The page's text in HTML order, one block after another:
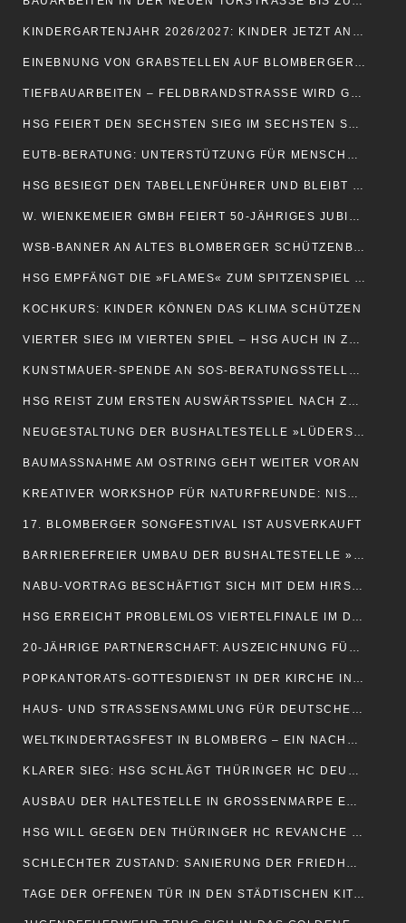
KINDERGARTENJAHR 2026/2027: KINDER JETZT ANMELDEN
EINEBNUNG VON GRABSTELLEN AUF BLOMBERGER FRIEDHÖFEN
TIEFBAUARBEITEN – FELDBRANDSTRASSE WIRD GESPERRT
HSG FEIERT DEN SECHSTEN SIEG IM SECHSTEN SAISONSPIEL
EUTB-BERATUNG: UNTERSTÜTZUNG FÜR MENSCHEN MIT BEHINDERUNG
HSG BESIEGT DEN TABELLENFÜHRER UND BLEIBT VERLUSTPUNKTFREI
W. WIENKEMEIER GMBH FEIERT 50-JÄHRIGES JUBILÄUM
WSB-BANNER AN ALTES BLOMBERGER SCHÜTZENBATAILLON ÜBERGEBEN
HSG EMPFÄNGT DIE »FLAMES« ZUM SPITZENSPIEL AM MITTWOCH
KOCHKURS: KINDER KÖNNEN DAS KLIMA SCHÜTZEN
VIERTER SIEG IM VIERTEN SPIEL – HSG AUCH IN ZWICKAU UNBESIEGBAR
KUNSTMAUER-SPENDE AN SOS-BERATUNGSSTELLE ÜBERGEBEN
HSG REIST ZUM ERSTEN AUSWÄRTSSPIEL NACH ZWICKAU
NEUGESTALTUNG DER BUSHALTESTELLE »LÜDERSHOF NORD«
BAUMASSNAHME AM OSTRING GEHT WEITER VORAN
KREATIVER WORKSHOP FÜR NATURFREUNDE: NISTKÄSTEN BAUEN
17. BLOMBERGER SONGFESTIVAL IST AUSVERKAUFT
BARRIEREFREIER UMBAU DER BUSHALTESTELLE »RATHAUS«
NABU-VORTRAG BESCHÄFTIGT SICH MIT DEM HIRSCHKÄFER
HSG ERREICHT PROBLEMLOS VIERTELFINALE IM DHB-POKAL
20-JÄHRIGE PARTNERSCHAFT: AUSZEICHNUNG FÜR UWE LANGNER
POPKANTORATS-GOTTESDIENST IN DER KIRCHE IN CAPPEL
HAUS- UND STRASSENSAMMLUNG FÜR DEUTSCHE KRIEGSGRÄBERFÜRSORGE
WELTKINDERTAGSFEST IN BLOMBERG – EIN NACHMITTAG FÜR DIE FAMILIE
KLARER SIEG: HSG SCHLÄGT THÜRINGER HC DEUTLICH
AUSBAU DER HALTESTELLE IN GROSSENMARPE ERFORDERT SPERRUNG
HSG WILL GEGEN DEN THÜRINGER HC REVANCHE NEHMEN
SCHLECHTER ZUSTAND: SANIERUNG DER FRIEDHOFSMAUER IN DONOP
TAGE DER OFFENEN TÜR IN DEN STÄDTISCHEN KITAS